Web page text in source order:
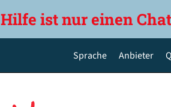
Hilfe ist nur einen
Sprache
Anbieter